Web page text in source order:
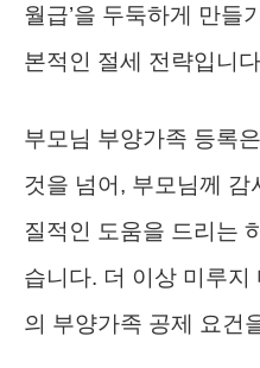
월급’을 두둑하게 만들
본적인 절세 전략입니
부모님 부양가족 등록
것을 넘어, 부모님께 감
질적인 도움을 드리는
습니다. 더 이상 미루지
의 부양가족 공제 요건